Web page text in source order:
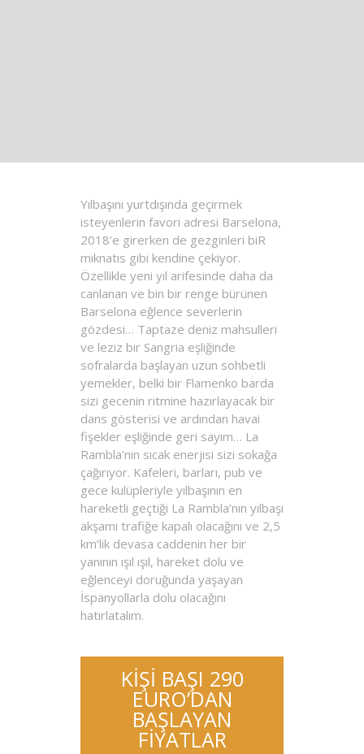
Yılbaşını yurtdışında geçirmek
isteyenlerin favori adresi Barselona,
2018’e girerken de gezginleri biR
mıknatıs gibi kendine çekiyor.
Özellikle yeni yıl arifesinde daha da
canlanan ve bin bir renge bürünen
Barselona eğlence severlerin
gözdesi… Taptaze deniz mahsulleri
ve leziz bir Sangria eşliğinde
sofralarda başlayan uzun sohbetli
yemekler, belki bir Flamenko barda
sizi gecenin ritmine hazırlayacak bir
dans gösterisi ve ardından havai
fişekler eşliğinde geri sayım… La
Rambla’nın sıcak enerjisi sizi sokağa
çağırıyor. Kafeleri, barları, pub ve
gece kulüpleriyle yılbaşının en
hareketli geçtiği La Rambla’nın yılbaşı
akşamı trafiğe kapalı olacağını ve 2,5
km’lik devasa caddenin her bir
yanının ışıl ışıl, hareket dolu ve
eğlenceyi doruğunda yaşayan
İspanyollarla dolu olacağını
hatırlatalım.
KİŞİ BAŞI 290
EURO’DAN
BAŞLAYAN
FİYATLAR